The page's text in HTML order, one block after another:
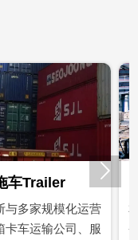
储Warehousing
的仓储服务，按照业
和客户需求，为客户
